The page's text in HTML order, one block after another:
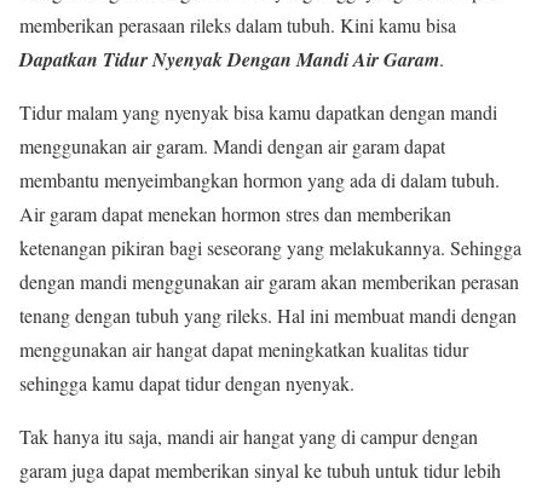
memberikan perasaan rileks dalam tubuh. Kini kamu bisa
Dapatkan Tidur Nyenyak Dengan Mandi Air Garam.
Tidur malam yang nyenyak bisa kamu dapatkan dengan mandi
menggunakan air garam. Mandi dengan air garam dapat
membantu menyeimbangkan hormon yang ada di dalam tubuh.
Air garam dapat menekan hormon stres dan memberikan
ketenangan pikiran bagi seseorang yang melakukannya. Sehingga
dengan mandi menggunakan air garam akan memberikan perasan
tenang dengan tubuh yang rileks. Hal ini membuat mandi dengan
menggunakan air hangat dapat meningkatkan kualitas tidur
sehingga kamu dapat tidur dengan nyenyak.
Tak hanya itu saja, mandi air hangat yang di campur dengan
garam juga dapat memberikan sinyal ke tubuh untuk tidur lebih